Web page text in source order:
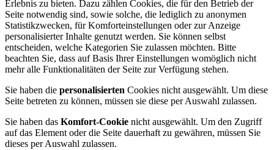
Erlebnis zu bieten. Dazu zählen Cookies, die für den Betrieb der
Seite notwendig sind, sowie solche, die lediglich zu anonymen
Statistikzwecken, für Komforteinstellungen oder zur Anzeige
personalisierter Inhalte genutzt werden. Sie können selbst
entscheiden, welche Kategorien Sie zulassen möchten. Bitte
beachten Sie, dass auf Basis Ihrer Einstellungen womöglich nicht
mehr alle Funktionalitäten der Seite zur Verfügung stehen.
Sie haben die personalisierten Cookies nicht ausgewählt. Um diese
Seite betreten zu können, müssen sie diese per Auswahl zulassen.
Sie haben das Komfort-Cookie nicht ausgewählt. Um den Zugriff
auf das Element oder die Seite dauerhaft zu gewähren, müssen Sie
dieses per Auswahl zulassen.